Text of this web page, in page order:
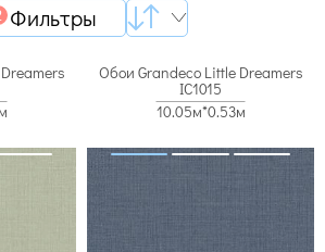
Фильтры
Обои Grandeco Little Dreamers
IC1015
10.05м*0.53м